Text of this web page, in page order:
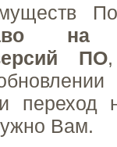
на
ПО
Вам.